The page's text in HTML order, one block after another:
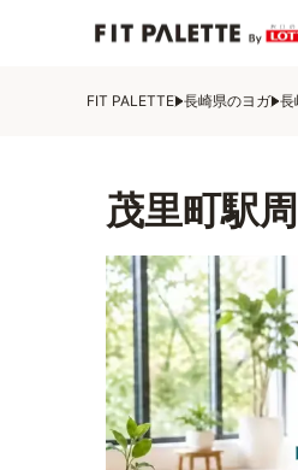
FIT PALETTE 長崎県のヨガ 長
茂里町駅